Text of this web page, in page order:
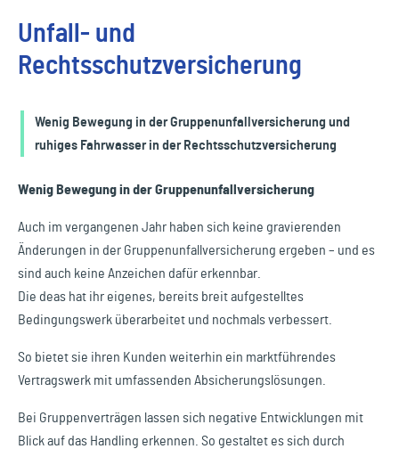
Unfall- und
Rechtsschutzversicherung
Wenig Bewegung in der Gruppenunfallversicherung und
ruhiges Fahrwasser in der Rechtsschutzversicherung
Wenig Bewegung in der Gruppenunfallversicherung
Auch im vergangenen Jahr haben sich keine gravierenden
Änderungen in der Gruppenunfallversicherung ergeben – und es
sind auch keine Anzeichen dafür erkennbar.
Die deas hat ihr eigenes, bereits breit aufgestelltes
Bedingungswerk überarbeitet und nochmals verbessert.
So bietet sie ihren Kunden weiterhin ein marktführendes
Vertragswerk mit umfassenden Absicherungslösungen.
Bei Gruppenverträgen lassen sich negative Entwicklungen mit
Blick auf das Handling erkennen. So gestaltet es sich durch